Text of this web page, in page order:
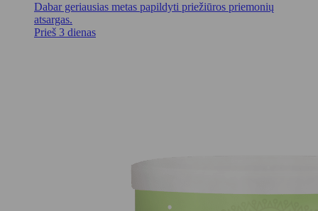
Dabar geriausias metas papildyti priežiūros priemonių
atsargas.
Prieš 3 dienas